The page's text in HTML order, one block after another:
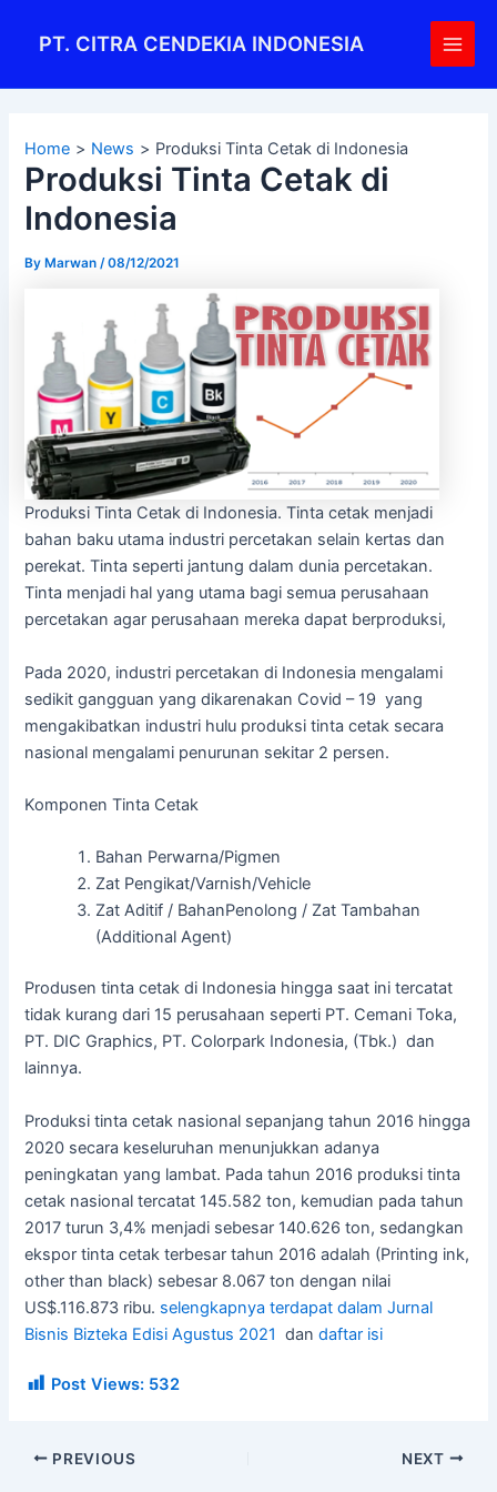
PT. CITRA CENDEKIA INDONESIA
Main
Home News Produksi Tinta Cetak di Indonesia
Produksi Tinta Cetak di
Indonesia
ByMarwan /08/12/2021
Produksi Tinta Cetak di Indonesia. Tinta cetak menjadi
bahan baku utama industri percetakan selain kertas dan
perekat. Tinta seperti jantung dalam dunia percetakan.
Tinta menjadi hal yang utama bagi semua perusahaan
percetakan agar perusahaan mereka dapat berproduksi,
Pada 2020, industri percetakan di Indonesia mengalami
sedikit gangguan yang dikarenakan Covid – 19 yang
mengakibatkan industri hulu produksi tinta cetak secara
nasional mengalami penurunan sekitar 2 persen.
Komponen Tinta Cetak
Bahan Perwarna/Pigmen
Zat Pengikat/Varnish/Vehicle
Zat Aditif / BahanPenolong / Zat Tambahan
(Additional Agent)
Produsen tinta cetak di Indonesia hingga saat ini tercatat
tidak kurang dari 15 perusahaan seperti PT. Cemani Toka,
PT. DIC Graphics, PT. Colorpark Indonesia, (Tbk.) dan
lainnya.
Produksi tinta cetak nasional sepanjang tahun 2016 hingga
2020 secara keseluruhan menunjukkan adanya
peningkatan yang lambat. Pada tahun 2016 produksi tinta
cetak nasional tercatat 145.582 ton, kemudian pada tahun
2017 turun 3,4% menjadi sebesar 140.626 ton, sedangkan
ekspor tinta cetak terbesar tahun 2016 adalah (Printing ink,
other than black) sebesar 8.067 ton dengan nilai
US$.116.873 ribu. selengkapnya terdapat dalam Jurnal
Bisnis Bizteka Edisi Agustus 2021 dandaftar isi
Post Views: 532
navigation
PREVIOUS NEXT